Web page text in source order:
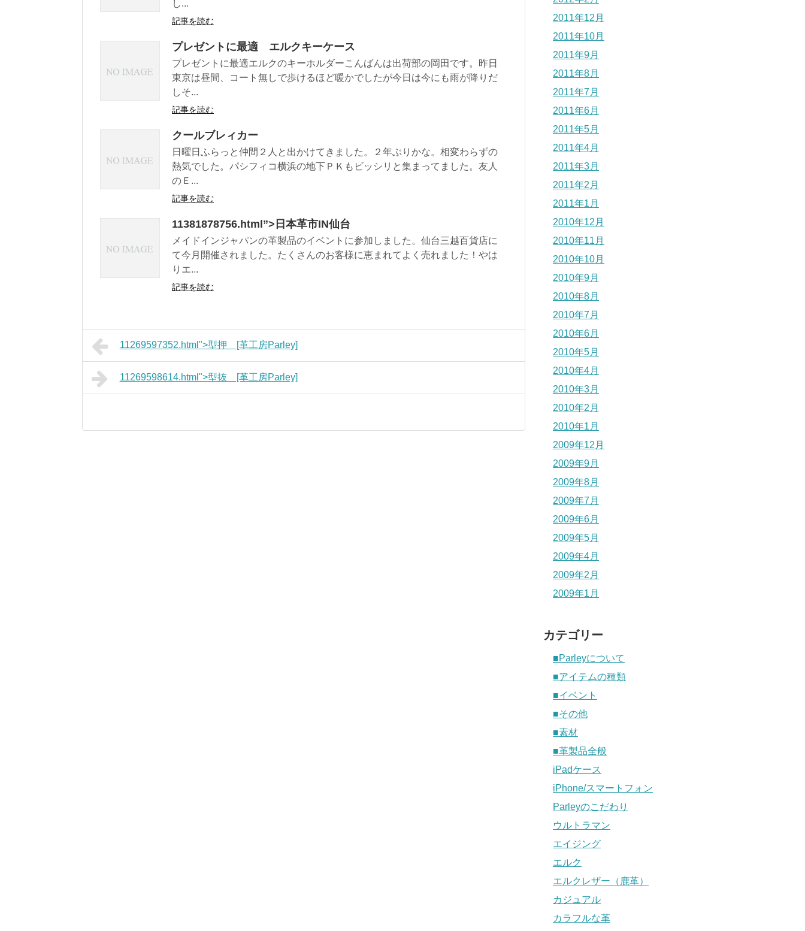
し...
記事を読む
プレゼントに最適 エルクキーケース
プレゼントに最適エルクのキーホルダーこんばんは出荷部の岡田です。昨日
東京は昼間、コート無しで歩けるほど暖かでしたが今日は今にも雨が降りだ
しそ...
記事を読む
クールブレィカー
日曜日ふらっと仲間２人と出かけてきました。２年ぶりかな。相変わらずの
熱気でした。パシフィコ横浜の地下ＰＫもビッシリと集まってました。友人
のＥ...
記事を読む
11381878756.html”>日本革市IN仙台
メイドインジャパンの革製品のイベントに参加しました。仙台三越百貨店に
て今月開催されました。たくさんのお客様に恵まれてよく売れました！やは
りエ...
記事を読む
11269597352.html">型押 [革工房Parley]
11269598614.html">型抜 [革工房Parley]
2011年12月
2011年10月
2011年9月
2011年8月
2011年7月
2011年6月
2011年5月
2011年4月
2011年3月
2011年2月
2011年1月
2010年12月
2010年11月
2010年10月
2010年9月
2010年8月
2010年7月
2010年6月
2010年5月
2010年4月
2010年3月
2010年2月
2010年1月
2009年12月
2009年9月
2009年8月
2009年7月
2009年6月
2009年5月
2009年4月
2009年2月
2009年1月
カテゴリー
■Parleyについて
■アイテムの種類
■イベント
■その他
■素材
■革製品全般
iPadケース
iPhone/スマートフォン
Parleyのこだわり
ウルトラマン
エイジング
エルク
エルクレザー（鹿革）
カジュアル
カラフルな革